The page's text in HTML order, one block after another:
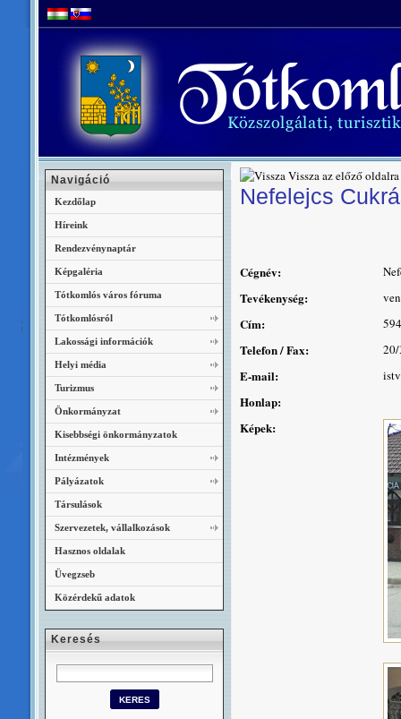
Vissza az előző oldalra
Nefelejcs
Cégnév:
Tevékenység:
Cím:
Telefon / Fax:
E-mail:
Honlap:
Képek:
Navigáció
Kezdőlap
Híreink
Rendezvénynaptár
Képgaléria
Tótkomlós város fóruma
Tótkomlósról
Lakossági információk
Helyi média
Turizmus
Önkormányzat
Kisebbségi önkormányzatok
Intézmények
Pályázatok
Társulások
Szervezetek, vállalkozások
Hasznos oldalak
Üvegzseb
Közérdekű adatok
Keresés